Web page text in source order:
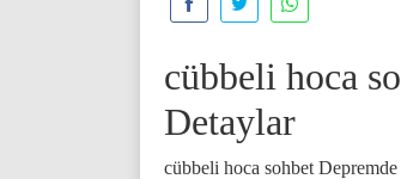
cübbeli hoca
Detaylar
cübbeli hoca sohbet